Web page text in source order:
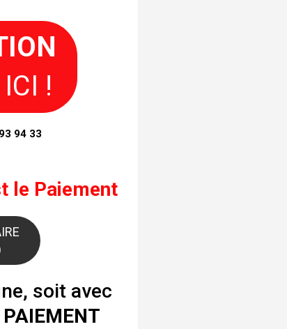
!
94 33
le Paiement
soit avec